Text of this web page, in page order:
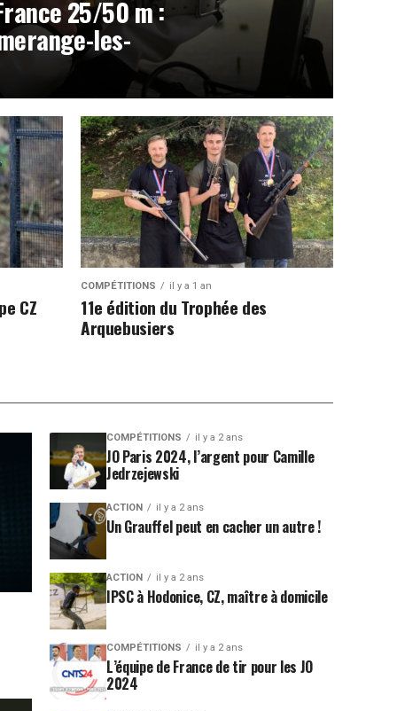
25/50 m :
les-
CZ
COMPÉTITIONS il y a 1 an
11e édition du Trophée des
Arquebusiers
COMPÉTITIONS il y a 2 ans
JO Paris 2024, l’argent pour Camille
Jedrzejewski
ACTION il y a 2 ans
Un Grauffel peut en cacher un autre !
ACTION il y a 2 ans
IPSC à Hodonice, CZ, maître à domicile
COMPÉTITIONS il y a 2 ans
L’équipe de France de tir pour les JO
2024